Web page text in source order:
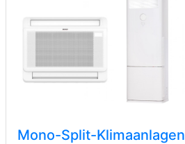
Mono-Split-Klimaanlagen